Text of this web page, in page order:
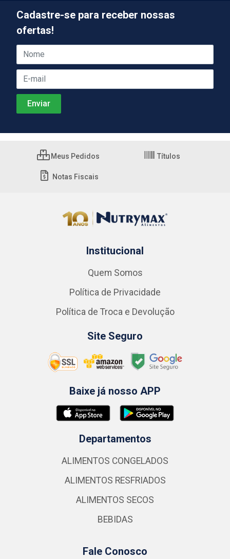
Cadastre-se para receber nossas
ofertas!
Meus Pedidos Títulos
Notas Fiscais
Institucional
Quem Somos
Política de Privacidade
Política de Troca e Devolução
Site Seguro
Baixe já nosso APP
Departamentos
ALIMENTOS CONGELADOS
ALIMENTOS RESFRIADOS
ALIMENTOS SECOS
BEBIDAS
Fale Conosco